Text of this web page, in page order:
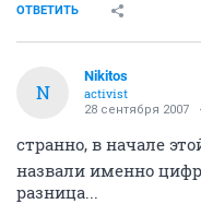
ОТВЕТИТЬ
N
Nikitos
activist
28 сентября 2007
странно, в начале
назвали именно
разница...